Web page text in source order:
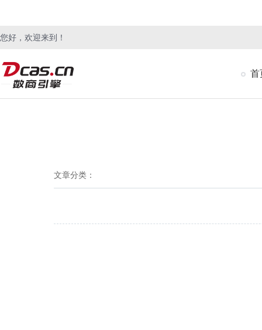
您好，欢迎来到！
首
文章分类：